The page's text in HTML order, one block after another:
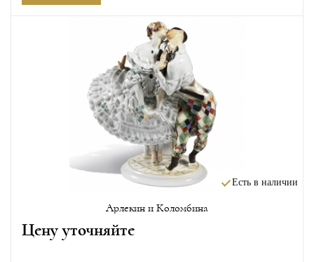
Есть в наличии
Арлекин и Коломбина
Цену уточняйте